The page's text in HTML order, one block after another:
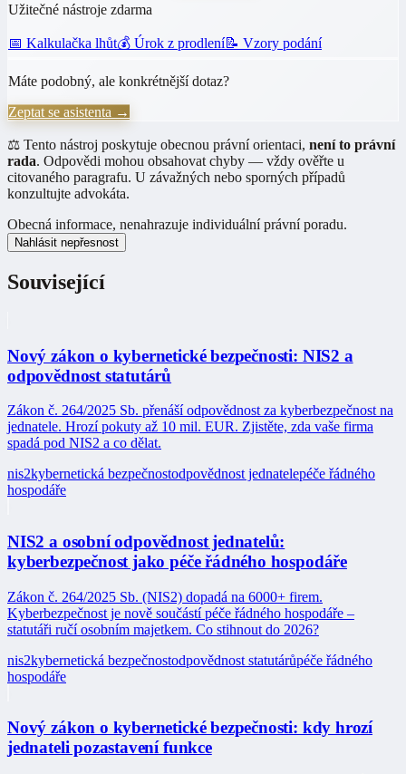
Užitečné nástroje zdarma
📅 Kalkulačka lhůt💰 Úrok z prodlení📝 Vzory podání
Máte podobný, ale konkrétnější dotaz?
Zeptat se asistenta →
⚖️ Tento nástroj poskytuje obecnou právní orientaci, není to právní
rada. Odpovědi mohou obsahovat chyby — vždy ověřte u
citovaného paragrafu. U závažných nebo sporných případů
konzultujte advokáta.
Obecná informace, nenahrazuje individuální právní poradu.
Nahlásit nepřesnost
Související
Nový zákon o kybernetické bezpečnosti: NIS2 a
odpovědnost statutárů
Zákon č. 264/2025 Sb. přenáší odpovědnost za kyberbezpečnost na
jednatele. Hrozí pokuty až 10 mil. EUR. Zjistěte, zda vaše firma
spadá pod NIS2 a co dělat.
nis2kybernetická bezpečnostodpovědnost jednatelepéče řádného
hospodáře
NIS2 a osobní odpovědnost jednatelů:
kyberbezpečnost jako péče řádného hospodáře
Zákon č. 264/2025 Sb. (NIS2) dopadá na 6000+ firem.
Kyberbezpečnost je nově součástí péče řádného hospodáře –
statutáři ručí osobním majetkem. Co stihnout do 2026?
nis2kybernetická bezpečnostodpovědnost statutárůpéče řádného
hospodáře
Nový zákon o kybernetické bezpečnosti: kdy hrozí
jednateli pozastavení funkce